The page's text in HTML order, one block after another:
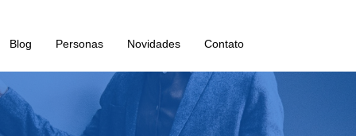
Blog Personas Novidades Contato